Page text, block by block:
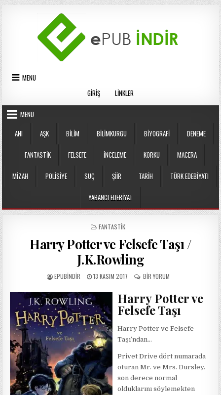
Skip
to
content
MENU
GIRIŞ
LINKLER
MENU
ANI
AŞK BILIM BILIMKURGU BIYOGRAFI DENEME
FANTASTIK FELSEFE İNCELEME KORKU MACERA
MIZAH POLISIYE SUÇ ŞIIR TARIH TÜRK EDEBIYATI
YABANCI EDEBIYAT
POSTED
FANTASTIK
Harry Potter ve Felsefe Taşı /
J.K.Rowling
AUTHOR:
EPUBINDIR
PUBLISHED
13 KASIM 2017
HARRY
FELSEFE
TAŞI
/
J.K.ROWLING
BIR YORUM
Harry Potter ve
Felsefe Taşı
Harry Potter ve Felsefe
Taşı’ndan…
Privet Drive dört numarada
oturan Mr. ve Mrs. Dursley.
son derece normal
olduklarını söylemekten